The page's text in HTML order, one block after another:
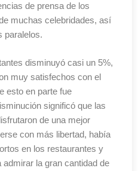
de prensa de los
muchas celebridades, así
paralelos.
disminuyó casi un 5%,
muy satisfechos con el
esto en parte fue
significó que las
de una mejor
con más libertad, había
en los restaurantes y
la gran cantidad de